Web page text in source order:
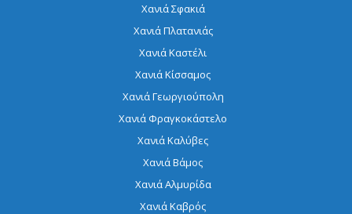
Χανιά Σφακιά
Χανιά Πλατανιάς
Χανιά Καστέλι
Χανιά Κίσσαμος
Χανιά Γεωργιούπολη
Χανιά Φραγκοκάστελο
Χανιά Καλύβες
Χανιά Βάμος
Χανιά Αλμυρίδα
Χανιά Καβρός